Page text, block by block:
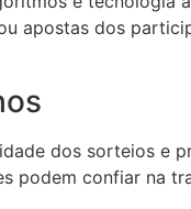
apostas dos
dos sorteios e
podem confiar na